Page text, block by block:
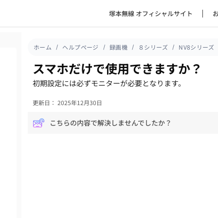
塚本無線 オフィシャルサイト
ホーム ヘルプページ 録画機 ８シリーズ NV8シリーズ
スマホだけで使用できますか？
初期設定には必ずモニターが必要となります。
更新日： 2025年12月30日
こちらの内容で解決しませんでしたか？